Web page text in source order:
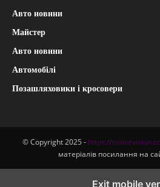
Авто новини
Майстер
Авто новини
Автомобілі
Позашляховики і кросовери
© Copyright 2025 - https://
матеріалів посилання на
Exit mobile